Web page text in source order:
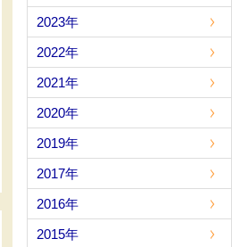
2023年
2022年
2021年
2020年
2019年
2017年
2016年
2015年